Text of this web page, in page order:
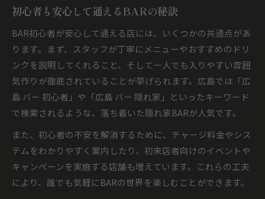
初心者も安心して通えるBARの秘訣
BAR初心者が安心して通える店には、いくつかの共通点があ
ります。まず、スタッフが丁寧にメニューやおすすめのドリ
ンクを説明してくれること、そして一人でも入りやすい雰囲
気作りが徹底されていることが挙げられます。広島では「広
島 バー 初心者」や「広島 バー 隠れ家」といったキーワード
で検索されるような、落ち着いた隠れ家BARが人気です。
また、初心者の不安を解消するために、チャージ料金やシス
テムをわかりやすく案内したり、初来店者向けのイベントや
キャンペーンを実施する店舗も増えています。これらの工夫
により、誰でも気軽にBARの世界を楽しむことができます。